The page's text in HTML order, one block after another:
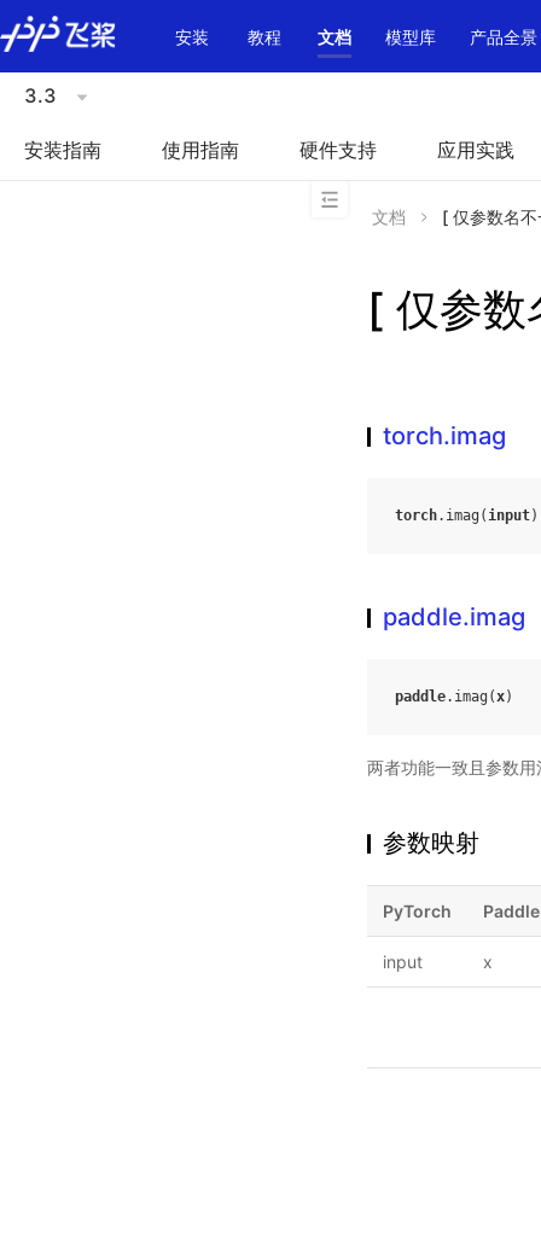
\u200E
安装
教程 文档 模型库 产品全景
3.3
安装指南 使用指南 硬件支持 应用实践
文档 [ 仅参数名
[ 仅参
torch.imag
torch. imag (input)
paddle.imag
paddle. imag (x)
两者功能一致且参数
参数映射
PyTorch
input x